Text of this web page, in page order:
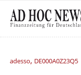
adesso, DE000A0Z23Q5